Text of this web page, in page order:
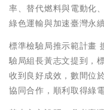
率、替代燃料與電動化
綠色運輸與加速臺灣永
標準檢驗局推示範計畫
驗局組長黃志文提到，
收到良好成效，數間位
協同合作，順利取得綠電